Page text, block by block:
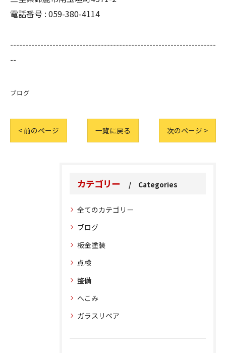
電話番号 : 059-380-4114
--------------------------------------------------------------------
--
ブログ
< 前のページ 一覧に戻る 次のページ >
カテゴリー Categories
全てのカテゴリー
ブログ
板金塗装
点検
整備
へこみ
ガラスリペア